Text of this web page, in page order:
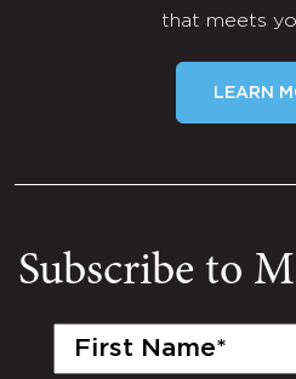
that meets
LEARN
Subscribe to
First